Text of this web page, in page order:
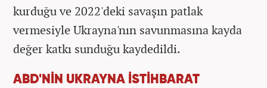
kurduğu ve 2022'deki savaşın patlak
vermesiyle Ukrayna'nın savunmasına kayda
değer katkı sunduğu kaydedildi.
ABD'NİN UKRAYNA İSTİHBARAT